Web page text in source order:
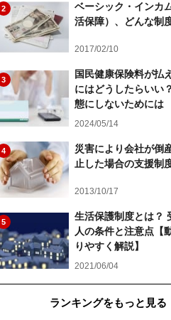
2
ベーシック・インカ
活保障）、どんな制
2017/02/10
3
国民健康保険料が払
にはどうしたらいい
態にしないためには
2024/05/14
4
災害により会社が倒
止した場合の支援制
2013/10/17
5
生活保護制度とは？
人の条件と注意点【
りやすく解説】
2021/06/04
ランキングをもっと見る